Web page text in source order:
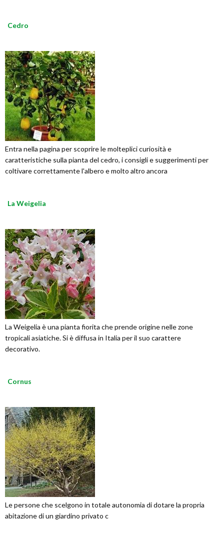
Cedro
Entra nella pagina per scoprire le molteplici curiosità e
caratteristiche sulla pianta del cedro, i consigli e suggerimenti per
coltivare correttamente l'albero e molto altro ancora
La Weigelia
La Weigelia è una pianta fiorita che prende origine nelle zone
tropicali asiatiche. Si è diffusa in Italia per il suo carattere
decorativo.
Cornus
Le persone che scelgono in totale autonomia di dotare la propria
abitazione di un giardino privato c